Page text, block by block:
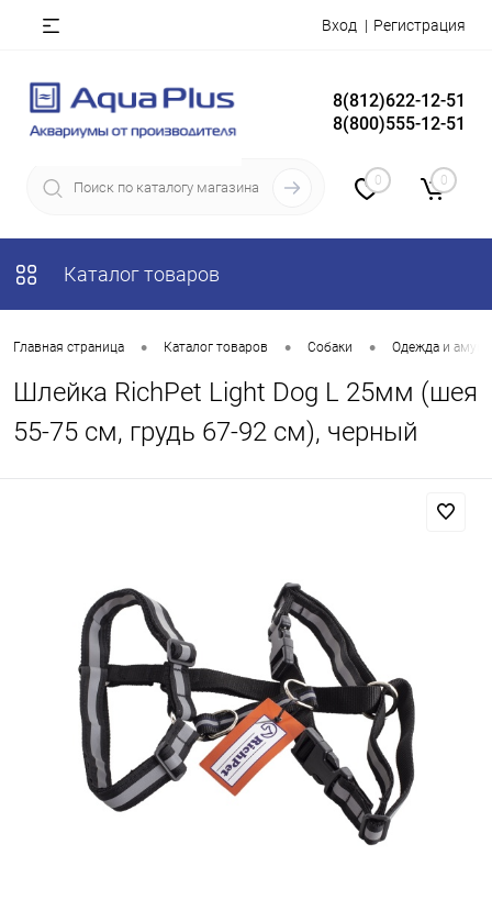
Вход Регистрация
8(812)622-12-51
8(800)555-12-51
0 0
Каталог товаров
Главная страница • Каталог товаров • Собаки • Одежда и
Шлейка RichPet Light Dog L 25мм (шея
55-75 см, грудь 67-92 см), черный